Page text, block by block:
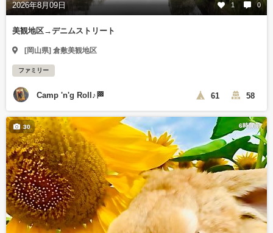
2026年8月09日 1 0
美観地区→デニムストリート
[岡山県] 倉敷美観地区
ファミリー
Camp 'n'g Roll♪🏁 61 58
6時間前
30